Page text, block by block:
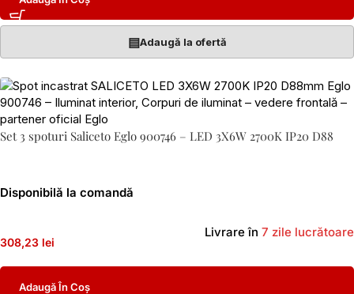
▤Adaugă la ofertă
Set 3 spoturi Saliceto Eglo 900746 – LED 3X6W 2700K IP20 D88
Disponibilă la comandă
308,23 lei
Livrare în 7 zile lucrătoare
Adaugă În Coș